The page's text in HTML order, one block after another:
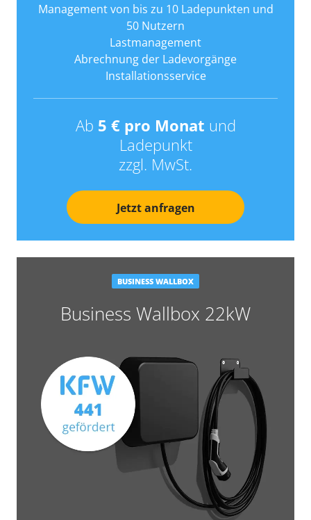
Management von bis zu 10 Ladepunkten und
50 Nutzern
Lastmanagement
Abrechnung der Ladevorgänge
Installationsservice
Ab 5 € pro Monat und
Ladepunkt
zzgl. MwSt.
Jetzt anfragen
BUSINESS WALLBOX
Business Wallbox 22kW